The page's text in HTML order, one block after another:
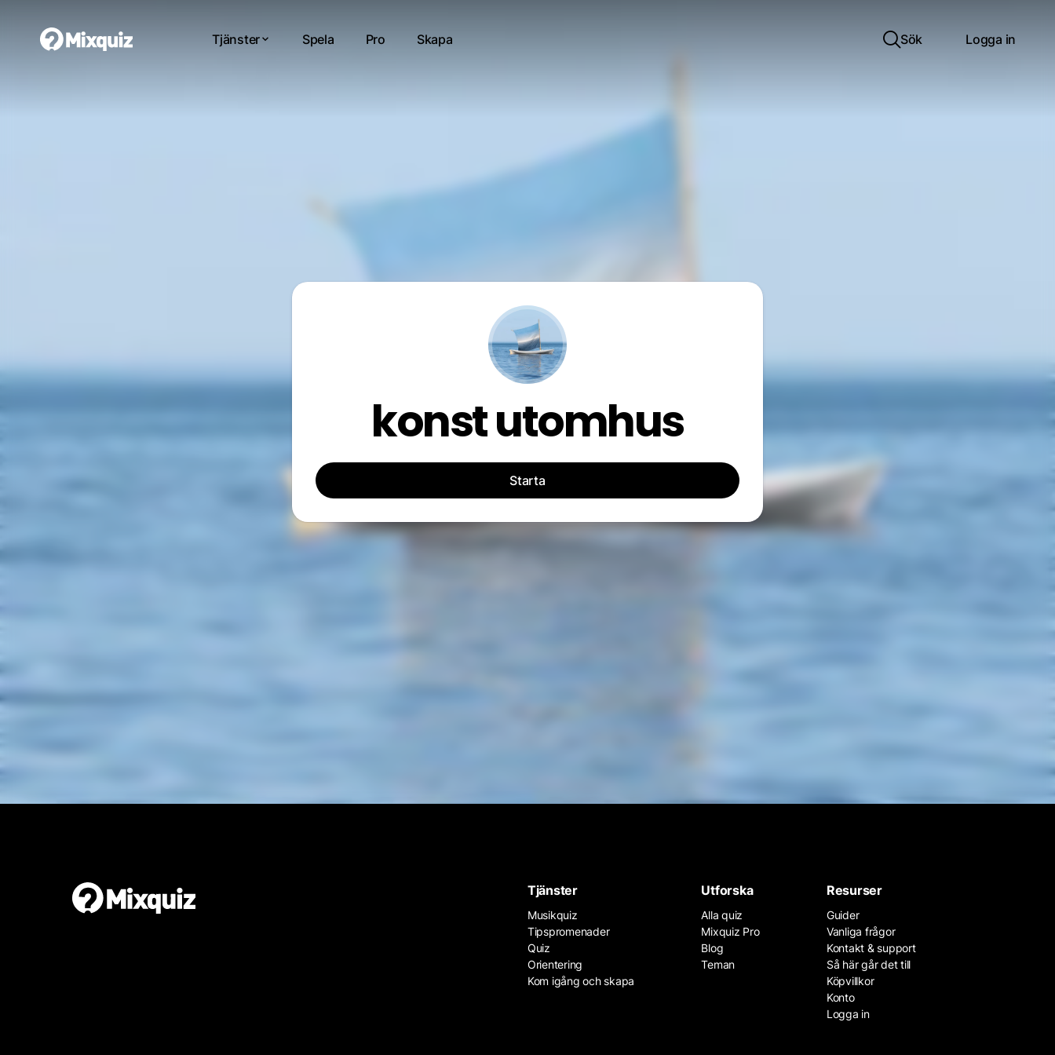
Tjänster Spela Pro Skapa Sök Logga in
konst utomhus
Starta
Tjänster
Musikquiz
Tipspromenader
Quiz
Orientering
Kom igång och skapa
Utforska
Alla quiz
Mixquiz Pro
Blog
Teman
Resurser
Guider
Vanliga frågor
Kontakt & support
Så här går det till
Köpvillkor
Konto
Logga in